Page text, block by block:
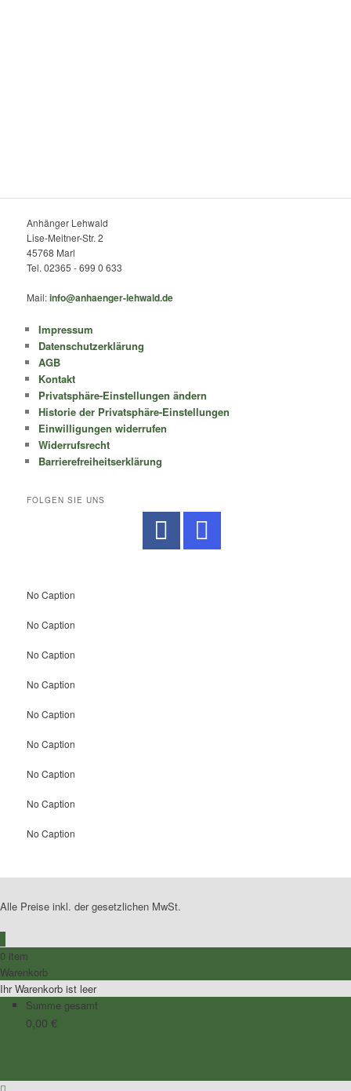
Anhänger Lehwald
Lise-Meitner-Str. 2
45768 Marl
Tel. 02365 - 699 0 633
Mail:info@anhaenger-lehwald.de
Impressum
Datenschutzerklärung
AGB
Kontakt
Privatsphäre-Einstellungen ändern
Historie der Privatsphäre-Einstellungen
Einwilligungen widerrufen
Widerrufsrecht
Barrierefreiheitserklärung
FOLGEN SIE UNS
No Caption
No Caption
No Caption
No Caption
No Caption
No Caption
No Caption
No Caption
No Caption
Alle Preise inkl. der gesetzlichen MwSt.
0 item
Warenkorb
Ihr Warenkorb ist leer
Summe gesamt
0,00 €